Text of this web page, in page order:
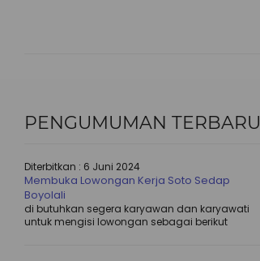
PENGUMUMAN TERBARU
Diterbitkan : 6 Juni 2024
Membuka Lowongan Kerja Soto Sedap
Boyolali
di butuhkan segera karyawan dan karyawati
untuk mengisi lowongan sebagai berikut